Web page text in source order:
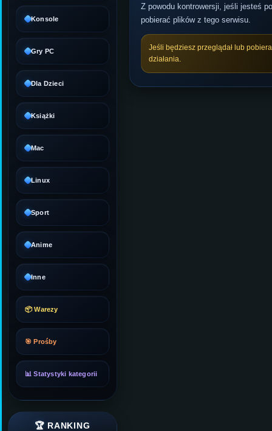
Konsole
Gry PC
Dla Dzieci
Książki
Mac
Linux
Sport
Anime
Inne
📦 Warezy
🎯 Prośby
📊 Statystyki kategorii
🏆 RANKING
Z powodu kontrowersji, jeśli jesteś
pobierać plików z tego serwisu.
Jeśli będziesz przeglądał lub
działania.